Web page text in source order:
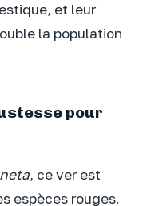
et leur
la population
pour
, ce ver est
espèces rouges.